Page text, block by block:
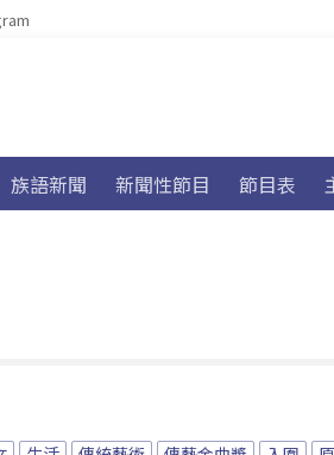
族語新聞 新聞性節目 節目表